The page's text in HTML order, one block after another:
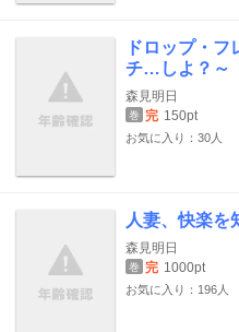
ドロップ・
チ…しよ？～
森見明日
巻 完 150pt
お気に入り：30人
人妻、快楽を
森見明日
巻 完 1000pt
お気に入り：196人